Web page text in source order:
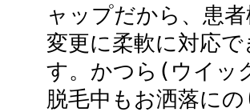
ャップだから、患
変更に柔軟に対応
す。かつら(ウイッ
脱毛中もお洒落に